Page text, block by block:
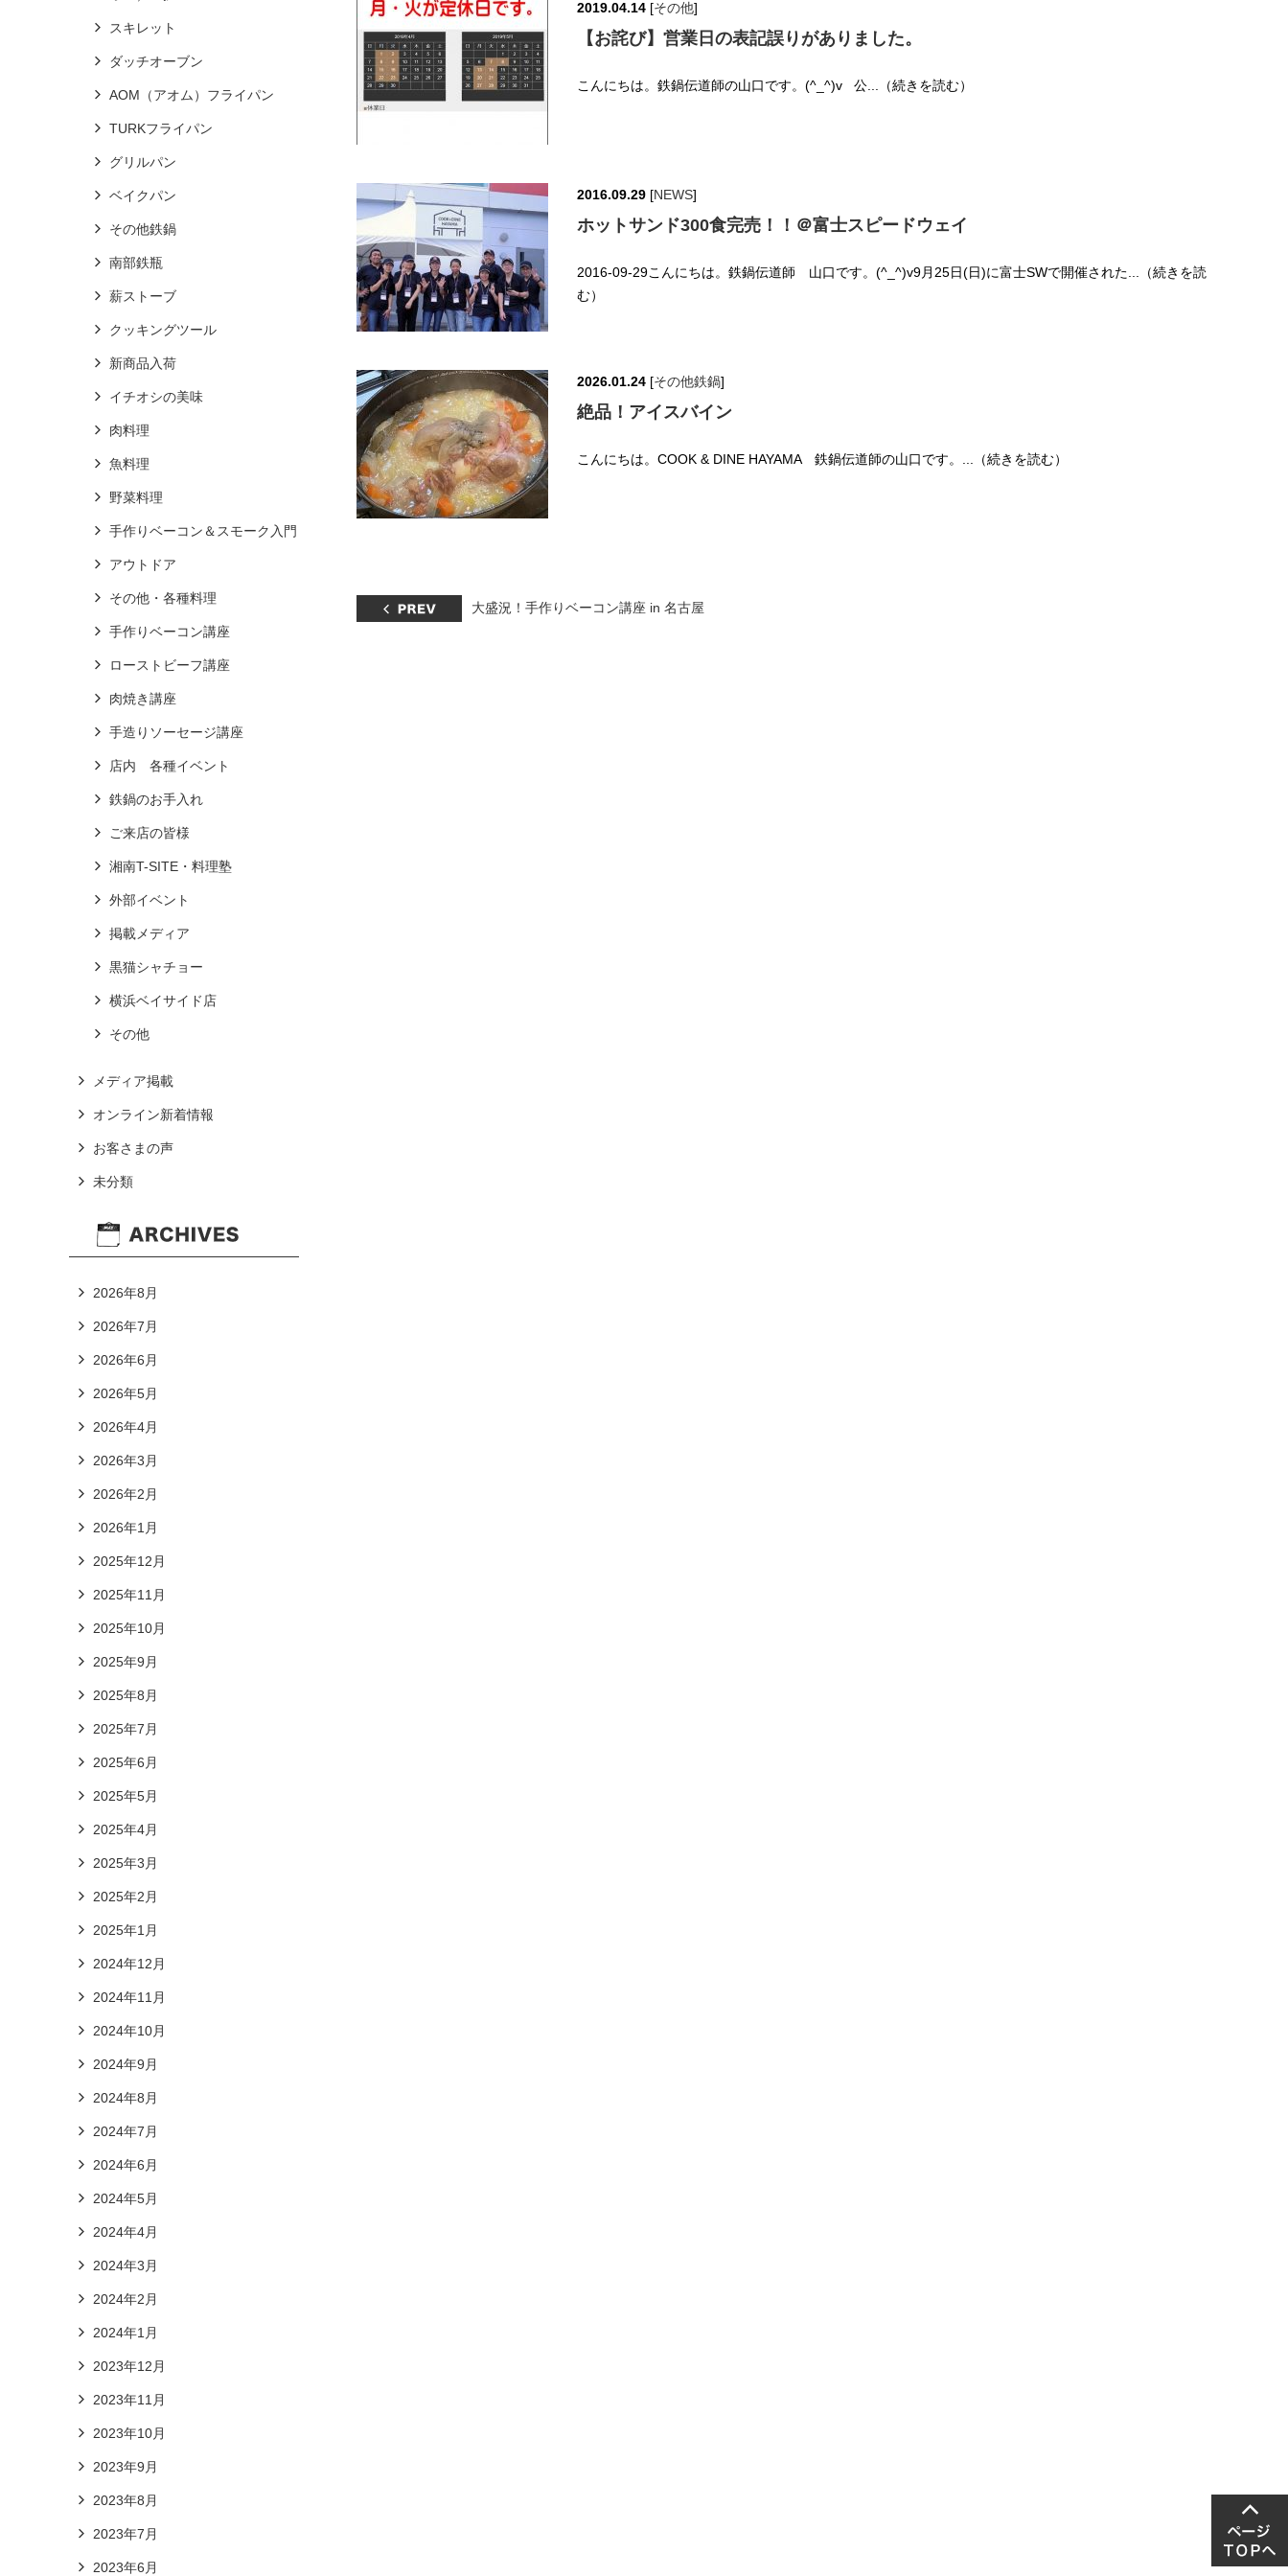
2019.04.14 [その他]
【お詫び】営業日の表記誤りがありました。
こんにちは。鉄鍋伝道師の山口です。(^_^)v 公...（続きを読む）
2016.09.29 [NEWS]
ホットサンド300食完売！！＠富士スピードウェイ
2016-09-29こんにちは。鉄鍋伝道師 山口です。(^_^)v9月25日(日)に富士SWで開催された...（続きを読
む）
2026.01.24 [その他鉄鍋]
絶品！アイスバイン
こんにちは。COOK & DINE HAYAMA 鉄鍋伝道師の山口です。...（続きを読む）
大盛況！手作りベーコン講座 in 名古屋
スキレット
ダッチオーブン
AOM（アオム）フライパン
TURKフライパン
グリルパン
ベイクパン
その他鉄鍋
南部鉄瓶
薪ストーブ
クッキングツール
新商品入荷
イチオシの美味
肉料理
魚料理
野菜料理
手作りベーコン＆スモーク入門
アウトドア
その他・各種料理
手作りベーコン講座
ローストビーフ講座
肉焼き講座
手造りソーセージ講座
店内 各種イベント
鉄鍋のお手入れ
ご来店の皆様
湘南T-SITE・料理塾
外部イベント
掲載メディア
黒猫シャチョー
横浜ベイサイド店
その他
メディア掲載
オンライン新着情報
お客さまの声
未分類
2026年8月
2026年7月
2026年6月
2026年5月
2026年4月
2026年3月
2026年2月
2026年1月
2025年12月
2025年11月
2025年10月
2025年9月
2025年8月
2025年7月
2025年6月
2025年5月
2025年4月
2025年3月
2025年2月
2025年1月
2024年12月
2024年11月
2024年10月
2024年9月
2024年8月
2024年7月
2024年6月
2024年5月
2024年4月
2024年3月
2024年2月
2024年1月
2023年12月
2023年11月
2023年10月
2023年9月
2023年8月
2023年7月
2023年6月